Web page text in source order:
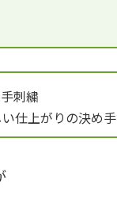
刺繍
仕上がりの決め手